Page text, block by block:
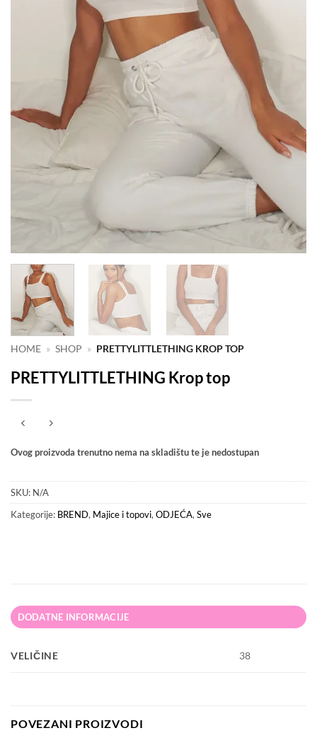
HOME » SHOP » PRETTYLITTLETHING KROP TOP
PRETTYLITTLETHING Krop top
Ovog proizvoda trenutno nema na skladištu te je nedostupan
SKU: N/A
Kategorije: BREND, Majice i topovi,ODJEĆA,Sve
DODATNE INFORMACIJE
VELIČINE 38
POVEZANI PROIZVODI